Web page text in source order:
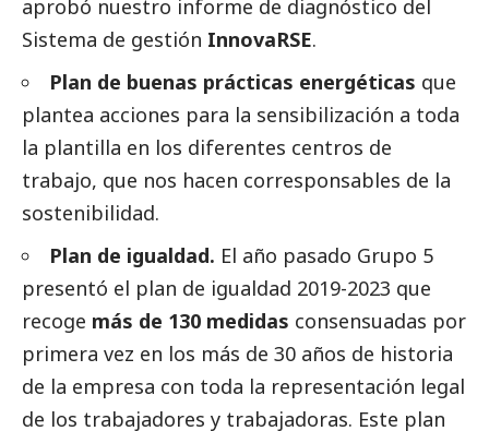
aprobó nuestro informe de diagnóstico del
Sistema de gestión InnovaRSE.
Plan de buenas prácticas energéticas que
plantea acciones para la sensibilización a toda
la plantilla en los diferentes centros de
trabajo, que nos hacen corresponsables de la
sostenibilidad.
Plan de igualdad. El año pasado Grupo 5
presentó el plan de igualdad 2019-2023 que
recoge más de 130 medidas consensuadas por
primera vez en los más de 30 años de historia
de la empresa con toda la representación legal
de los trabajadores y trabajadoras. Este plan